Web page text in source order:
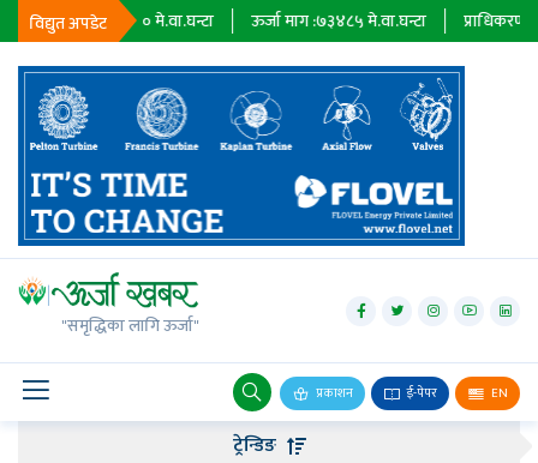
विद्युत अपडेट
ट्रिपिङ :०मे.वा.घन्टा ऊर्जा माग : ७३४८५मे.वा.घन्टा प्राधिकरण : मे.वा.
"समृद्धिका लागि ऊर्जा"
प्रकाशन ई-पेपर EN
जलविद्युत्
सोलार
वायु
बायोग्यास
ट्रेन्डिङ